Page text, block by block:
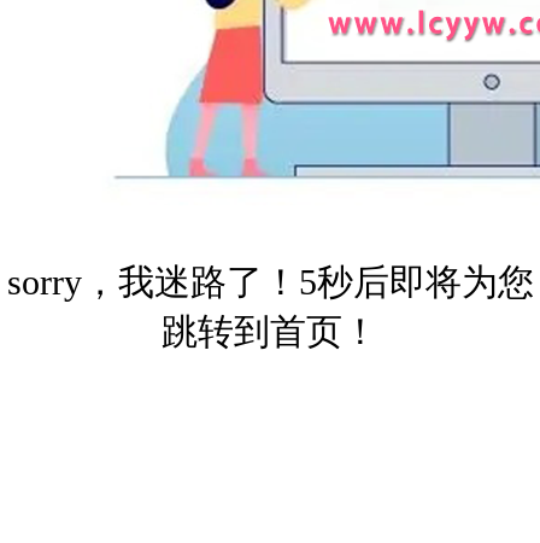
sorry，我迷路了！5秒后即将为您
跳转到首页！